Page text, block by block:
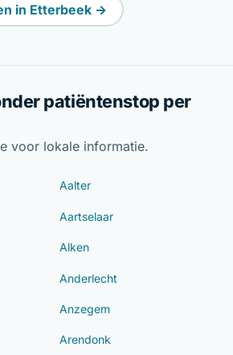
in Etterbeek →
patiëntenstop per
voor lokale informatie.
Aalter
Aartselaar
Alken
Anderlecht
Anzegem
Arendonk